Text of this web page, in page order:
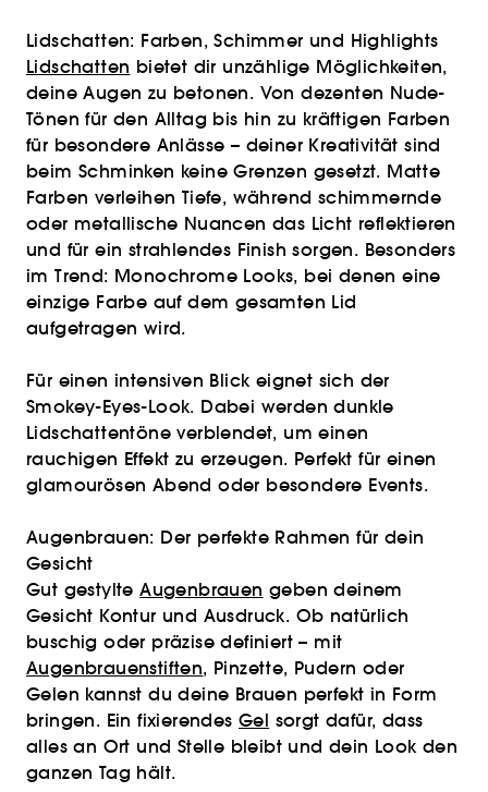
Lidschatten: Farben, Schimmer und Highlights
Lidschatten bietet dir unzählige Möglichkeiten,
deine Augen zu betonen. Von dezenten Nude-
Tönen für den Alltag bis hin zu kräftigen Farben
für besondere Anlässe – deiner Kreativität sind
beim Schminken keine Grenzen gesetzt. Matte
Farben verleihen Tiefe, während schimmernde
oder metallische Nuancen das Licht reflektieren
und für ein strahlendes Finish sorgen. Besonders
im Trend: Monochrome Looks, bei denen eine
einzige Farbe auf dem gesamten Lid
aufgetragen wird.
Für einen intensiven Blick eignet sich der
Smokey-Eyes-Look. Dabei werden dunkle
Lidschattentöne verblendet, um einen
rauchigen Effekt zu erzeugen. Perfekt für einen
glamourösen Abend oder besondere Events.
Augenbrauen: Der perfekte Rahmen für dein
Gesicht
Gut gestylteAugenbrauen geben deinem
Gesicht Kontur und Ausdruck. Ob natürlich
buschig oder präzise definiert – mit
Augenbrauenstiften, Pinzette, Pudern oder
Gelen kannst du deine Brauen perfekt in Form
bringen. Ein fixierendes Gel sorgt dafür, dass
alles an Ort und Stelle bleibt und dein Look den
ganzen Tag hält.